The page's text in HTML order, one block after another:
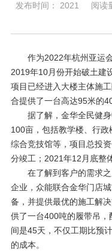
发布时间： 2021 阅读
作为2022年杭州亚运
2019年10月份开始破土建
项目已经进入大楼主体施
合提供了一台高达95米的
据了解，金华全民健
100亩，包括教学楼、行
综合竞技馆等，项目总投
分竣工；2021年12月底整
在了解到客户的需求
企业，众能联合金华门店
备，并提供最优的施工解
供了一台400吨的履带吊
间是45天，不仅工期比预
的成本。